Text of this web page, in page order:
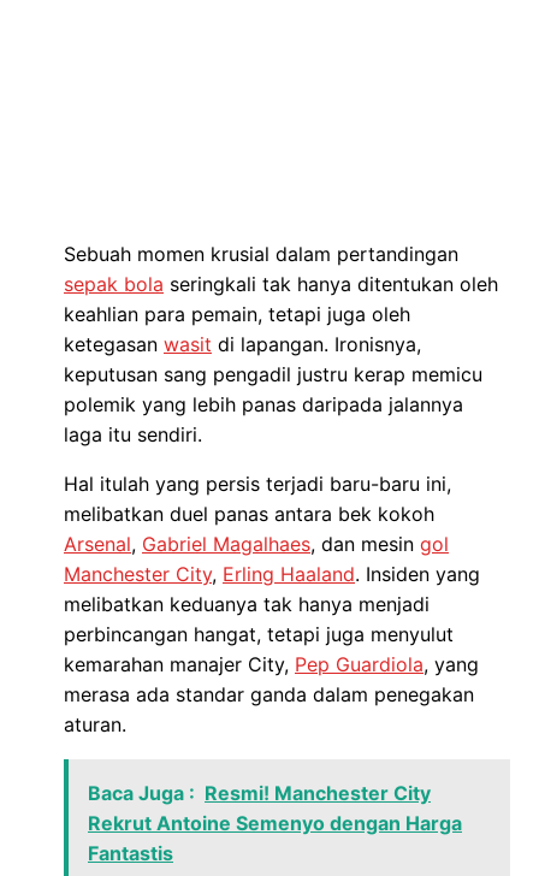
Sebuah momen krusial dalam pertandingan
sepak bola seringkali tak hanya ditentukan oleh
keahlian para pemain, tetapi juga oleh
ketegasan wasit di lapangan. Ironisnya,
keputusan sang pengadil justru kerap memicu
polemik yang lebih panas daripada jalannya
laga itu sendiri.
Hal itulah yang persis terjadi baru-baru ini,
melibatkan duel panas antara bek kokoh
Arsenal, Gabriel Magalhaes, dan mesin gol
Manchester City, Erling Haaland. Insiden yang
melibatkan keduanya tak hanya menjadi
perbincangan hangat, tetapi juga menyulut
kemarahan manajer City, Pep Guardiola, yang
merasa ada standar ganda dalam penegakan
aturan.
Baca Juga : Resmi! Manchester City
Rekrut Antoine Semenyo dengan Harga
Fantastis